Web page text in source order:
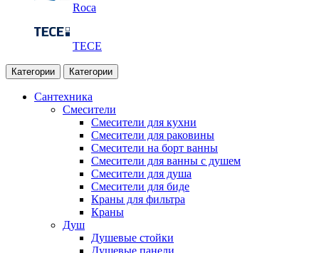
Roca
TECE
Категории Категории
Сантехника
Смесители
Смесители для кухни
Смесители для раковины
Смесители на борт ванны
Смесители для ванны с душем
Смесители для душа
Смесители для биде
Краны для фильтра
Краны
Душ
Душевые стойки
Душевые панели